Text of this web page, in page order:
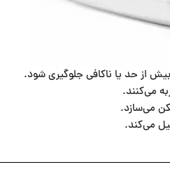
از حد یا ناکافی جلوگیری شود.
می‌کنند.
می‌سازد.
می‌کند.